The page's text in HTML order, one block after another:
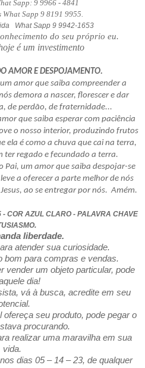
Sapp: 9 9966 - 4841
Sapp 9 8191 9955.
What Sapp 9 9942-1653
do seu próprio eu.
é um investimento
AMOR E DESPOJAMENTO.
amor que saiba compreender a
demora a nascer, florescer e dar
de perdão, de fraternidade...
que saiba esperar com paciência
o nosso interior, produzindo frutos
ela é como a chuva que cai na terra,
ter regado e fecundado a terra.
Pai, um amor que saiba despojar-se
a oferecer a parte melhor de nós
ao se entregar por nós. Amém.
COR AZUL CLARO - PALAVRA CHAVE
.
liberdade.
atender sua curiosidade.
bom para compras e vendas.
vender um objeto particular, pode
dia!
vá à busca, acredite em seu
seu produto, pode pegar o
procurando.
realizar uma maravilha em sua
vida.
dias 05 – 14 – 23, de qualquer